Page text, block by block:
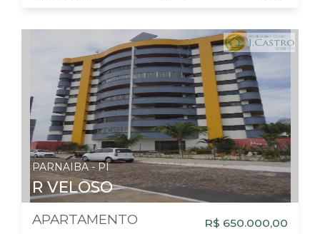
PARNAIBA - PI
R VELOSO
APARTAMENTO R$ 650.000,00